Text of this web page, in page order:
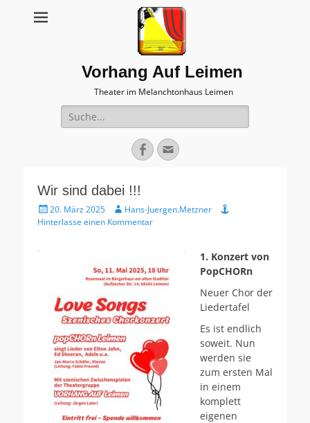
Vorhang Auf Leimen
Theater im Melanchtonhaus Leimen
Suche
nach:
Facebook
E-
Mail
Wir sind dabei !!!
Veröffentlicht
am
20. März 2025 AutorHans-Juergen.Metzner
Hinterlasse einen Kommentar
1. Konzert von
PopCHORn
Neuer Chor der
Liedertafel
Es ist endlich
soweit. Nun
werden sie
zum ersten Mal
in einem
komplett
eigenen